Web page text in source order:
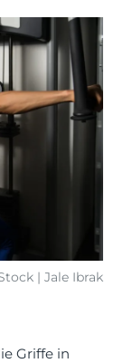
| Jale Ibrak
Griffe in